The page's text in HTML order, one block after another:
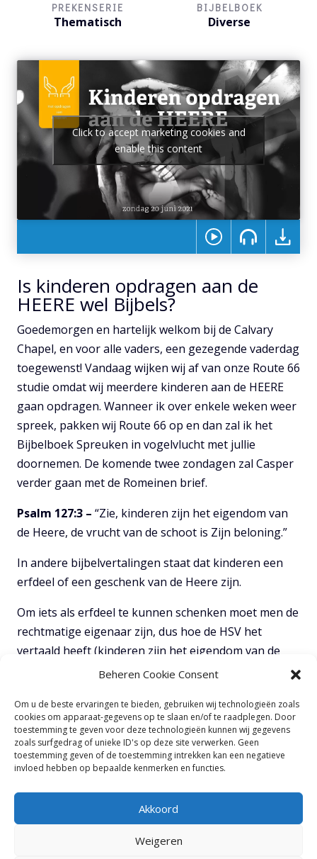
Beheren Cookie Consent
Om u de beste ervaringen te bieden, gebruiken wij technologieën zoals
cookies om apparaat-gegevens op te slaan en/of te raadplegen. Door
toestemming te geven voor deze technologieën kunnen wij gegevens
zoals surfgedrag of unieke ID's op deze site verwerken. Geen
toestemming geven of de toestemming intrekken kan een negatieve
invloed hebben op bepaalde kenmerken en functies.
Akkoord
Weigeren
PREKENSERIE
Thematisch
BIJBELBOEK
Diverse
Click to accept marketing cookies and
enable this content
Is kinderen opdragen aan de
HEERE wel Bijbels?
Goedemorgen en hartelijk welkom bij de Calvary
Chapel, en voor alle vaders, een gezegende vaderdag
toegewenst! Vandaag wijken wij af van onze Route 66
studie omdat wij meerdere kinderen aan de HEERE
gaan opdragen. Wanneer ik over enkele weken weer
spreek, pakken wij Route 66 op en dan zal ik het
Bijbelboek Spreuken in vogelvlucht met jullie
doornemen. De komende twee zondagen zal Casper
verder gaan met de Romeinen brief.
Psalm 127:3 – “Zie, kinderen zijn het eigendom van
de Heere, de vrucht van de schoot is Zijn beloning.”
In andere bijbelvertalingen staat dat kinderen een
erfdeel of een geschenk van de Heere zijn.
Om iets als erfdeel te kunnen schenken moet men de
rechtmatige eigenaar zijn, dus hoe de HSV het
vertaald heeft (kinderen zijn het eigendom van de
Heere) is passend.
Hoe dan ook, met deze Psalm wordt bedoeld dat God
degene is die kinderen aan ouders schenkt.
TOON VOLLEDIGE NOTITIES